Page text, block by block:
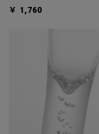
￥ 1,760